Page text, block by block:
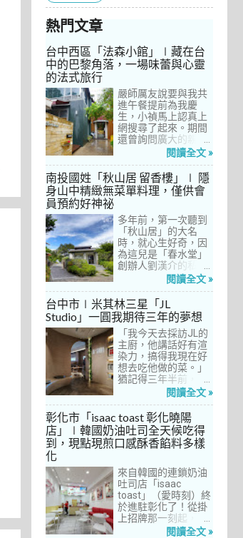
9月 2025
9
8月 2025
7月 2025
8
6月 2025
3
5月 2025
8
4月 2025
3月 2025
10
2月 2025
4
1月 2025
11
12月 2024
3
11月 2024
10月 2024
6
9月 2024
4
8月 2024
9
7月 2024
5
6月 2024
5月 2024
3
4月 2024
4
3月 2024
2月 2024
6
1月 2024
8
12月 2023
10
11月 2023
1
10月 2023
3
9月 2023
4
8月 2023
5
7月 2023
1
熱門文章
台中西區「法森小館」∣藏在台
中的巴黎角落，一場味蕾與心靈
的法式旅行
嚴師厲友說要與我共
進午餐提前為我慶
生，小禎馬上認真上
網搜尋了起來。期間
還曾詢問廣大的親友
們有沒有推薦的餐
阿姨及桄甄老師誠懇
給我建議，其他都是
一堆來亂的！哈～ 從
宮」到台中的
「澀」，再比較了幾
間價位較親民的牛排
餐廳……，最終，小禎
選定了阿姨及表弟剛
去吃過的「法森小
館」，理由很簡單：
歐法套餐1680元起的
價位可以接受，而且
不是無菜單料理，從
開胃菜、湯品、主
菜、甜點等，通通可
以選自己喜歡的，小
禎覺得能夠自由搭配
很讚！而且「法森小
館」是台中老字號的
不斷，能夠屹立不搖
這麼多年，一定有它
的道理在呀！
閱讀全文 »
南投國姓「秋山居 留香樓」∣ 隱
身山中精緻無菜單料理，僅供會
員預約好神祕
多年前，第一次聽到
「秋山居」的大名
時，就心生好奇，因
為這兒是「春水堂」
創辦人劉漢介的私人
招待所，只對會員開
自從十多年前搬回彰
化之後，小禎才開始
上春水堂吃飯、喝
茶，有一度還把春水
堂當麵店在吃，每週
到台中上課時，總忍
不住奔入春水堂，點
上一碗「XO醬拌麵」
搭配一杯茶飲，後來
也嘗試過其他茶點，
對春水堂的餐飲很有
信心。因此，一得知
秋山居是春水堂創辦
人開設的，感覺就是
食的小禎而言，自然
深具吸引力。
閱讀全文 »
台中市∣米其林三星「JL
Studio」一圓我期待三年的夢想
「我今天去採訪JL的
主廚，他講話好有渲
染力，搞得我現在好
想去吃他做的菜。」
猶記得三年半前，當
米其林評鑑要來台中
做了一次得獎預測，
於是我因為工作踏入
JL Studio，當天回家
之後，我就迫不及待
從事美食採訪20多
年，只採訪沒吃的店
也不計其數，但從沒
有一家餐廳讓我這樣
充滿渴望，留下「真
的好想吃吃看」的懸
閱讀全文 »
彰化市「isaac toast 彰化曉陽
店」∣韓國奶油吐司全天候吃得
到，現點現煎口感酥香餡料多樣
化
來自韓國的連鎖奶油
吐司店「isaac
toast」（愛時刻）終
於進駐彰化了！從掛
上招牌那一刻起，小
禎就想著找時間來吃
閱讀全文 »